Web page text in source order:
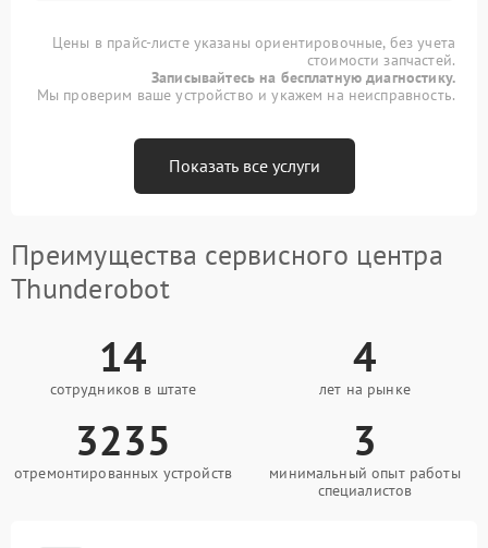
Цены в прайс-листе указаны ориентировочные, без учета
стоимости запчастей.
Записывайтесь на бесплатную диагностику.
Мы проверим ваше устройство и укажем на неисправность.
Показать все услуги
Преимущества сервисного центра
Thunderobot
14
сотрудников в штате
4
лет на рынке
3235
отремонтированных устройств
3
минимальный опыт работы
специалистов